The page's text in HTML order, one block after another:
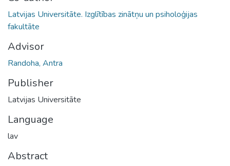
Latvijas Universitāte. Izglītības zinātņu un psiholoģijas
fakultāte
Advisor
Randoha, Antra
Publisher
Latvijas Universitāte
Language
lav
Abstract